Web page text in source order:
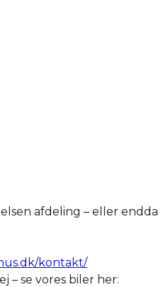
afdeling – eller endda
kontakt/
– se vores biler her: